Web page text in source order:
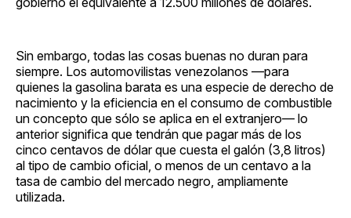
Sin embargo, todas las cosas buenas no duran para
siempre. Los automovilistas venezolanos —para
quienes la gasolina barata es una especie de derecho de
nacimiento y la eficiencia en el consumo de combustible
un concepto que sólo se aplica en el extranjero— lo
anterior significa que tendrán que pagar más de los
cinco centavos de dólar que cuesta el galón (3,8 litros)
al tipo de cambio oficial, o menos de un centavo a la
tasa de cambio del mercado negro, ampliamente
utilizada.